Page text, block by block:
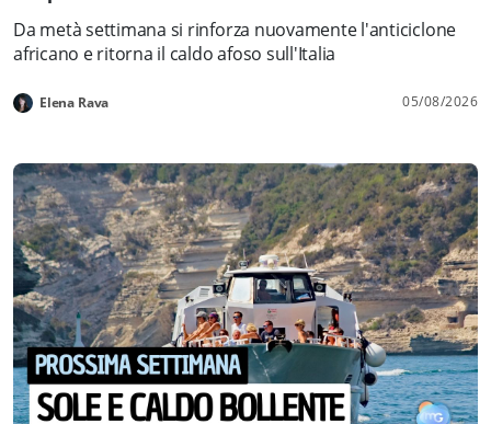
Da metà settimana si rinforza nuovamente l'anticiclone
africano e ritorna il caldo afoso sull'Italia
Elena Rava 05/08/2026